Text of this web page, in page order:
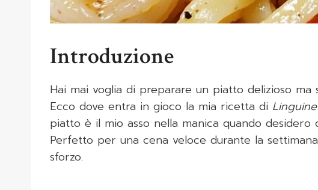
Introduzione
Hai mai voglia di preparare un piatto delizioso ma
Ecco dove entra in gioco la mia ricetta di
piatto è il mio asso nella manica quando desidero
Perfetto per una cena veloce durante la
sforzo.